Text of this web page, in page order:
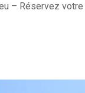
– Réservez